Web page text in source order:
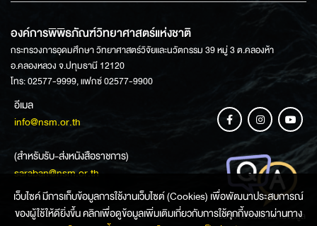
องค์การพิพิธภัณฑ์วิทยาศาสตร์แห่งชาติ
กระทรวงการอุดมศึกษา วิทยาศาสตร์วิจัยและนวัตกรรม 39 หมู่ 3 ต.คลองห้า
อ.คลองหลวง จ.ปทุมธานี 12120
โทร: 02577-9999, แฟกซ์ 02577-9900
อีเมล
info@nsm.or.th
(สำหรับรับ-ส่งหนังสือราชการ)
saraban@nsm.or.th
ช่องทางการสอบถามข้อมูล
เว็บไซค์ มีการเก็บข้อมูลการใช้งานเว็บไซต์ (Cookies) เพื่อพัฒนาประสบการณ์
ของผู้ใช้ให้ดียิ่งขึ้น คลิกเพื่อดูข้อมูลเพิ่มเติมเกี่ยวกับการใช้คุกกี้ของเราผ่านทาง